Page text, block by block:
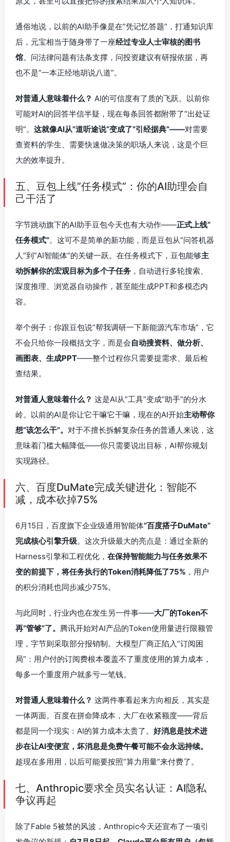
通俗地说，以前的AI助手像是在”凭记忆答题”，打通知识库
后，元宝相当于随身带了一座经过专业人士审核的图书
馆。问法律问题有法条支撑，问投资建议有研报依据，再
也不是”一本正经地胡说八道”。
对普通人意味着什么？ AI的可信度有了质的飞跃。以前你
可能对AI的回答半信半疑，现在每条回答都附带了”出处证
明”。 这就像AI从”道听途说”变成了”引经据典”——对需要
查资料的学生、需要快速做决策的职场人来说，这是个巨
大的效率提升。
五、豆包上线”任务模式”：你的AI助理会自
己干活了
字节跳动旗下的AI助手豆包今天也有大动作——正式上线”
任务模式”。这可不是简单的新功能，而是豆包从”问答机器
人”到”AI智能体”的关键一跃。在任务模式下，豆包能够主
动拆解你的宏观目标为多个子任务 ，自动进行多轮搜索、
深度推理、浏览器自动操作，甚至能生成PPT和多模态内
容。
举个例子：你跟豆包说”帮我调研一下新能源汽车市场”，它
不会只给你一段概括文字，而是会自动搜资料、做分析、
画图表、生成PPT——整个过程你只需要提需求、最后检
查结果。
对普通人意味着什么？ 这是AI从”工具”变成”助手”的分水
岭。以前的AI是你让它干嘛它干嘛，现在的AI开始主动帮你
想”该怎么干”。 对于不擅长拆解复杂任务的普通人来说，这
意味着门槛大幅降低——你只需要说出目标，AI帮你规划
实现路径。
六、百度DuMate完成关键进化：智能不
减，成本砍掉75%
6月15日，百度旗下企业级通用智能体“百度搭子DuMate”
完成核心引擎升级。这次升级最大的亮点是：通过全新的
Harness引擎和工程优化， 在保持智能能力与任务效果不
变的前提下，将任务执行的Token消耗降低了75% ，用户
的积分消耗也同步减少75%。
与此同时，行业内也在发生另一件事——大厂的Token不
再”管够”了。 腾讯开始对AI产品的Token使用量进行限额管
理，字节则采取部分报销制。大模型厂商正陷入”订阅困
局”：用户付的订阅费根本覆盖不了重度使用的算力成本，
每多一个重度用户就多亏一笔钱。
对普通人意味着什么？ 这两件事看起来方向相反，其实是
一体两面。百度在拼命降成本，大厂在收紧额度——背后
都是同一个现实：AI的算力成本太贵了。 好消息是技术进
步在让AI变便宜，坏消息是免费午餐可能不会永远持续。
趁现在多用用，以后可能要按照”算力用量”来付费了。
七、Anthropic要求全员实名认证：AI隐私
争议再起
除了Fable 5被禁的风波，Anthropic今天还宣布了一项引